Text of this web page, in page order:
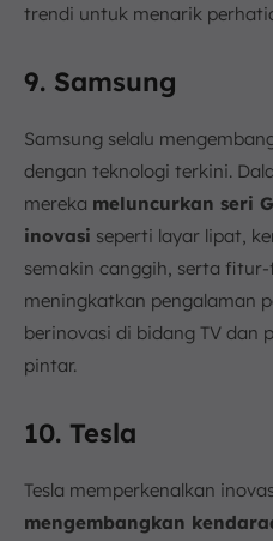
trendi untuk menarik
9. Samsung
Samsung selalu
dengan teknologi terkini.
mereka meluncurkan seri
inovasi seperti layar lipat,
semakin canggih, serta
meningkatkan pengalaman
berinovasi di bidang TV dan
pintar.
10. Tesla
Tesla memperkenalkan
mengembangkan